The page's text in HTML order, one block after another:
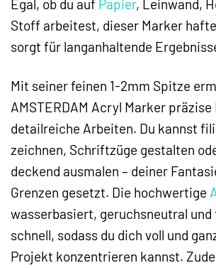
Egal, ob du auf Papier, Leinwand,
Stoff arbeitest, dieser Marker
sorgt für langanhaltende
Mit seiner feinen 1-2mm Spitze
AMSTERDAM Acryl Marker präzise
detailreiche Arbeiten. Du kannst
zeichnen, Schriftzüge gestalten
deckend ausmalen – deiner
Grenzen gesetzt. Die hochwertige
wasserbasiert, geruchsneutral
schnell, sodass du dich voll und
Projekt konzentrieren kannst.